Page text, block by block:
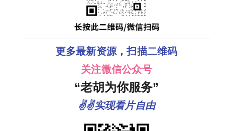
更多最新资源，扫描二维码
关注微信公众号
“老胡为你服务”
✌✌实现看片自由